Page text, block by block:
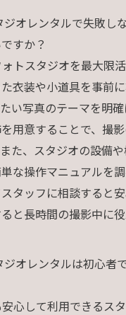
ジオレンタルで失敗し
すか？
トスタジオを最大限
衣装や小道具を事前
い写真のテーマを明
用意することで、撮
た、スタジオの設備
な操作マニュアルを
タッフに相談すると
と長時間の撮影中に役
ジオレンタルは初心者
心して利用できるス